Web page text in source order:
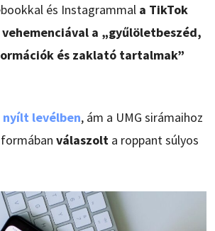
és Instagrammal a TikTok
a „gyűlöletbeszéd,
és zaklató tartalmak”
levélben, ám a UMG sirámaihoz
válaszolt a roppant súlyos